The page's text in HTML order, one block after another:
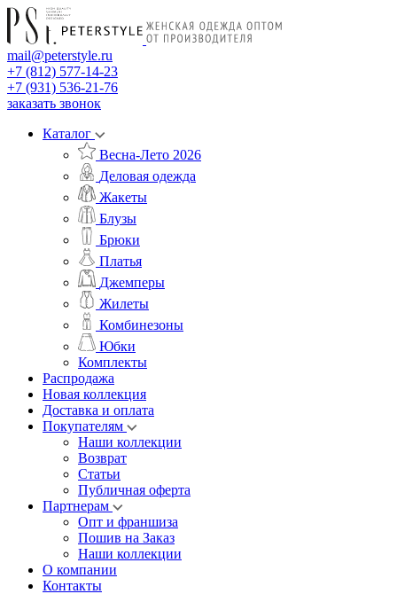
mail@peterstyle.ru
+7 (812) 577-14-23
+7 (931) 536-21-76
заказать звонок
Каталог
Весна-Лето 2026
Деловая одежда
Жакеты
Блузы
Брюки
Платья
Джемперы
Жилеты
Комбинезоны
Юбки
Комплекты
Распродажа
Новая коллекция
Доставка и оплата
Покупателям
Наши коллекции
Возврат
Статьи
Публичная оферта
Партнерам
Опт и франшиза
Пошив на Заказ
Наши коллекции
О компании
Контакты